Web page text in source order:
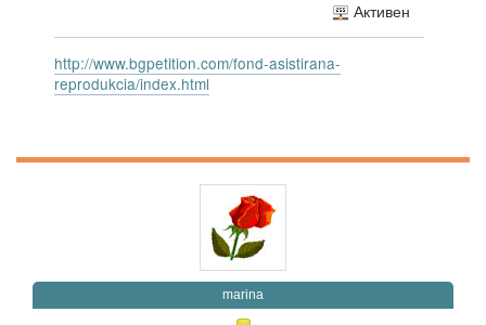
Активен
http://www.bgpetition.com/fond-asistirana-
reprodukcia/index.html
marina